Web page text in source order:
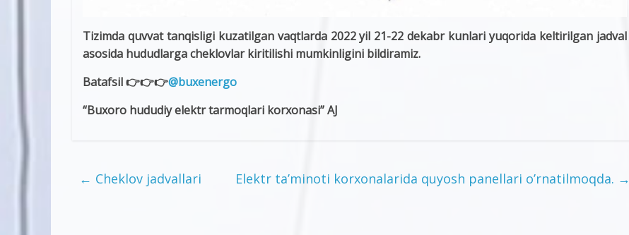
Tizimda quvvat tanqisligi kuzatilgan vaqtlarda 2022 yil 21-22 dekabr kunlari yuqorida keltirilgan jadval
asosida hududlarga cheklovlar kiritilishi mumkinligini bildiramiz.
Batafsil 👉👉👉@buxenergo
“Buxoro hududiy elektr tarmoqlari korxonasi” AJ
← Cheklov jadvallari Elektr ta’minoti korxonalarida quyosh panellari o’rnatilmoqda. →